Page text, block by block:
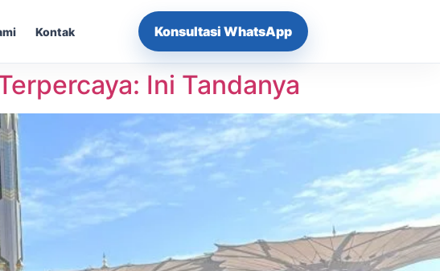
Kontak Konsultasi WhatsApp
Ini Tandanya